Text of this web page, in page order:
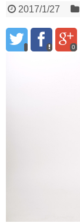
2017/1/27
0